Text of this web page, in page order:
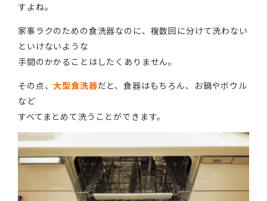
すよね。
家事ラクのための食洗器なのに、複数回に分けて洗わない
といけないような
手間のかかることはしたくありません。
その点、大型食洗器だと、食器はもちろん、お鍋やボウル
など
すべてまとめて洗うことができます。